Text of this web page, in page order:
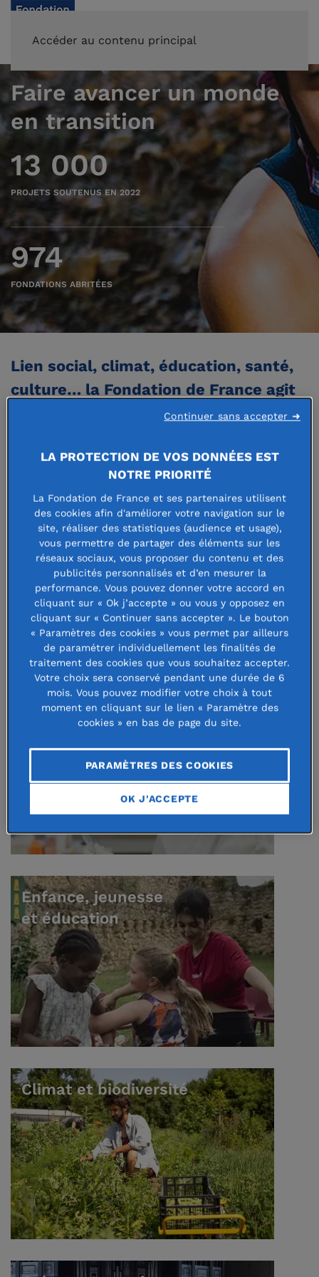
Accéder au contenu principal
Faire avancer un monde
en transition
13 000
PROJETS SOUTENUS EN 2022
974
FONDATIONS ABRITÉES
Lien social, climat, éducation, santé,
culture… la Fondation de France agit
dans tous les domaines de l’intérêt
Solidarités et vulnérabiltés
Santé et recherche médicale
Enfance, jeunesse
et éducation
Climat et biodiversité
LA PROTECTION DE VOS DONNÉES EST
NOTRE PRIORITÉ
La Fondation de France et ses partenaires utilisent
des cookies afin d'améliorer votre navigation sur le
site, réaliser des statistiques (audience et usage),
vous permettre de partager des éléments sur les
réseaux sociaux, vous proposer du contenu et des
publicités personnalisés et d’en mesurer la
performance. Vous pouvez donner votre accord en
cliquant sur « Ok j’accepte » ou vous y opposez en
cliquant sur « Continuer sans accepter ». Le bouton
« Paramètres des cookies » vous permet par ailleurs
de paramétrer individuellement les finalités de
traitement des cookies que vous souhaitez accepter.
Votre choix sera conservé pendant une durée de 6
mois. Vous pouvez modifier votre choix à tout
moment en cliquant sur le lien « Paramètre des
cookies » en bas de page du site.
PARAMÈTRES DES COOKIES
OK J'ACCEPTE
Continuer sans accepter ➜